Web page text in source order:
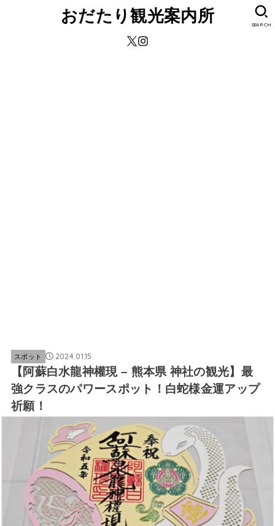
おだたり観光案内所 SEARCH
スポット 2024.01.15
【阿蘇白水龍神權現 – 熊本県 神社の観光】最
強クラスのパワースポット！白蛇様金運アップ
祈願！